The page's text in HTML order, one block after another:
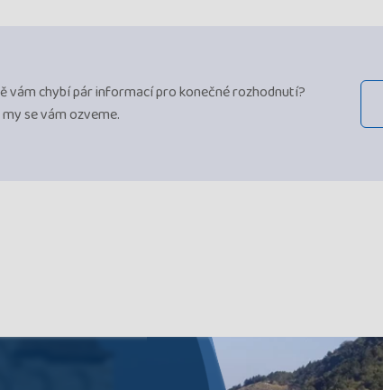
vám chybí pár informací pro konečné rozhodnutí?
se vám ozveme.